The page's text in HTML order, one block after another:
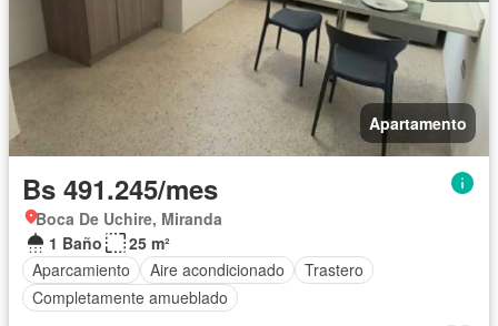
Apartamento
Bs 491.245/mes
Boca De Uchire, Miranda
1 Baño
25 m²
Aparcamiento
Aire acondicionado
Trastero
Completamente amueblado